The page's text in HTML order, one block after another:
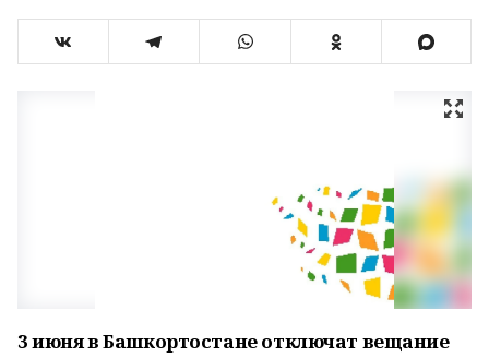
3 июня в Башкортостане отключат вещание